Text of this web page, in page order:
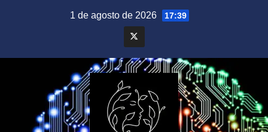
1 de agosto de 2026 17:39